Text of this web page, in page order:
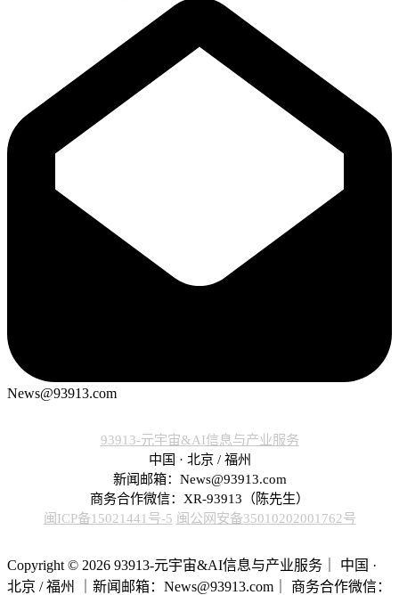
News@93913.com
93913-元宇宙&AI信息与产业服务
中国 · 北京 / 福州
新闻邮箱：News@93913.com
商务合作微信：XR-93913（陈先生）
闽ICP备15021441号-5 闽公网安备35010202001762号
Copyright © 2026 93913-元宇宙&AI信息与产业服务｜ 中国 ·
北京 / 福州 ｜新闻邮箱：News@93913.com｜ 商务合作微信：